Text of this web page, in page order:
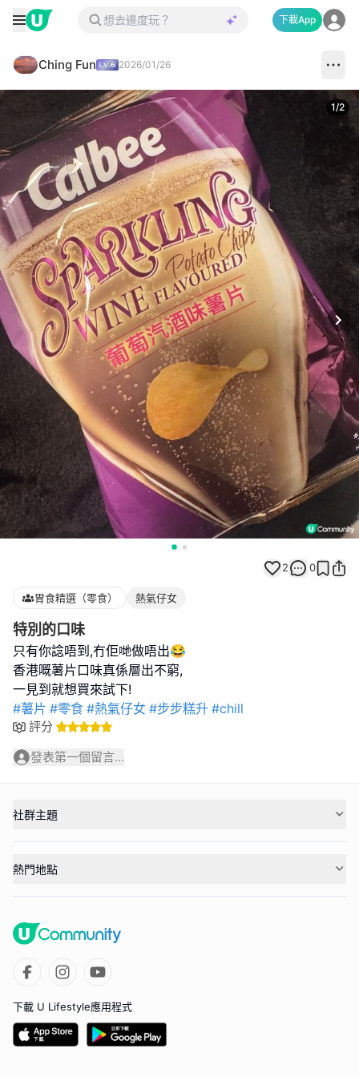
下載App
Ching Fun 2026/01/26
1/2
2 0
胃食精選（零食） 熱氣仔女
特別的口味
只有你諗唔到,冇佢哋做唔出😂
香港嘅薯片口味真係層出不窮,
#薯片 #零食 #熱氣仔女 #步步糕升 #chill
評分
發表第一個留言...
社群主題
熱門地點
下載 U Lifestyle應用程式